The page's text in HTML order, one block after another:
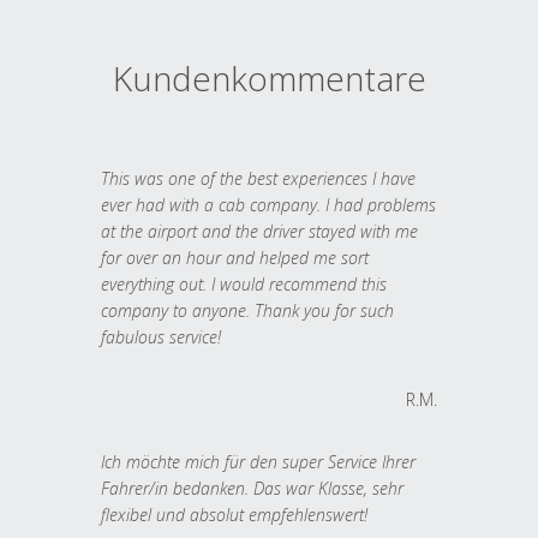
Kundenkommentare
This was one of the best experiences I have
ever had with a cab company. I had problems
at the airport and the driver stayed with me
for over an hour and helped me sort
everything out. I would recommend this
company to anyone. Thank you for such
fabulous service!
R.M.
Ich möchte mich für den super Service Ihrer
Fahrer/in bedanken. Das war Klasse, sehr
flexibel und absolut empfehlenswert!